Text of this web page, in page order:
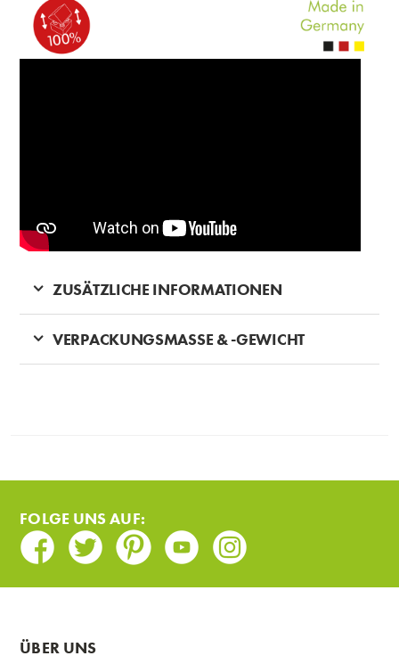
ZUSÄTZLICHE INFORMATIONEN
VERPACKUNGSMASSE & -GEWICHT
FOLGE UNS AUF:
Facebook
TwitterPinterestYoutubeInstagram
ÜBER UNS